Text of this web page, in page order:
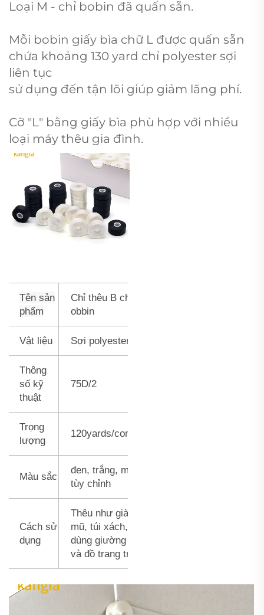
Loại M - chỉ bobin đã quấn sẵn.
Mỗi bobin giấy bìa chữ L được quấn sẵn
chứa khoảng 130 yard chỉ polyester sợi
liên tục
sử dụng đến tận lõi giúp giảm lãng phí.
Cỡ "L" bằng giấy bìa phù hợp với nhiều
loại máy thêu gia đình.
Tên sản
phẩm
Chỉ thêu B chỉ
obbin
Vật liệu Sợi polyester
Thông
số kỹ
thuật
75D/2
Trọng
lượng
120yards/cone
Màu sắc
đen, trắng, màu
tùy chỉnh
Cách sử
dụng
Thêu như giày,
mũ, túi xách, đồ
dùng giường ngủ
và đồ trang trí...